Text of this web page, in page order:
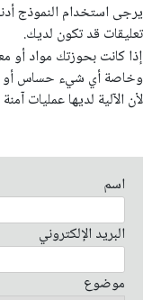
يرجى استخدام النموذج
تعليقات قد تكون لديك.
إذا كانت بحوزتك مواد أو
وخاصة أي شيء حساس أو
لأن الآلية لديها عمليات
اسم
البريد الإلكتروني
موضوع